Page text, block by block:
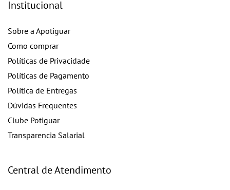
Institucional
Sobre a Apotiguar
Como comprar
Políticas de Privacidade
Políticas de Pagamento
Política de Entregas
Dúvidas Frequentes
Clube Potiguar
Transparencia Salarial
Central de Atendimento